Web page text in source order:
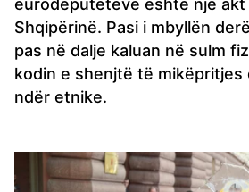
eurodeputetëve është një
Shqipërinë. Pasi i mbyllën
pas në dalje kaluan në sulm
kodin e shenjtë të mikëpritjes
ndër etnike.